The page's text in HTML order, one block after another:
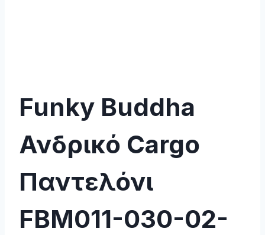
Funky Buddha
Ανδρικό Cargo
Παντελόνι
FBM011-030-02-